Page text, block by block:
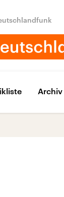
Archiv